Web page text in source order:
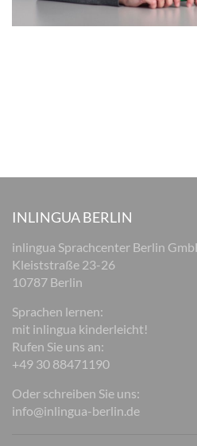
INLINGUA BERLIN
inlingua Sprachcenter Berlin
Kleiststraße 23-26
10787 Berlin
Sprachen lernen:
mit inlingua kinderleicht!
Rufen Sie uns an:
+49 30 88471190
Oder schreiben Sie uns:
info@inlingua-berlin.de